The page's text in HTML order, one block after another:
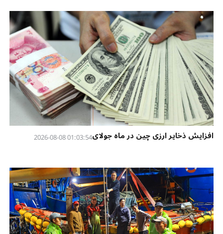
افزایش ذخایر ارزی چین در ماه جولای01:03:54 2026-08-08